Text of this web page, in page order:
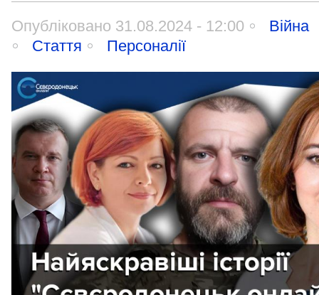
Опубліковано 31.08.2024 - 12:00
Війна
Стаття
Персоналії